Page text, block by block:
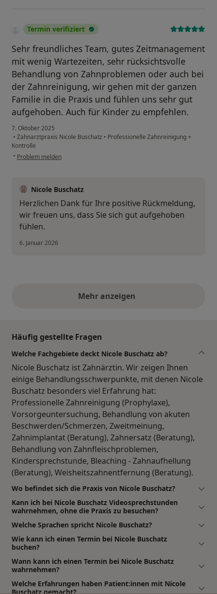
Termin verifiziert
Sehr freundliches Team, gutes Zeitmanagement
mit wenig Wartezeiten, sehr rücksichtsvolle
Behandlung von Zahnproblemen oder auch bei
der Zahnreinigung, wir gehen mit der ganzen
Familie in die Praxis und fühlen uns sehr gut
aufgehoben. Auch für Kinder zu empfehlen.
7. Oktober 2025
• Zahnarztpraxis Nicole Buschatz • Professionelle Zahnreinigung +
Kontrolle
• Problem melden
Nicole Buschatz
Herzlichen Dank für Ihre positive Rückmeldung,
wir freuen uns, dass Sie sich gut aufgehoben
fühlen.
6. Januar 2026
Mehr anzeigenobige Stellungnahmen
Häufig gestellte Fragen
Welche Fachgebiete deckt Nicole Buschatz ab?
Nicole Buschatz ist Zahnärztin. Wir zeigen Ihnen
einige Behandlungsschwerpunkte, mit denen Nicole
Buschatz besonders viel Erfahrung hat:
Professionelle Zahnreinigung (Prophylaxe),
Vorsorgeuntersuchung, Behandlung von akuten
Beschwerden/Schmerzen, Zweitmeinung,
Zahnimplantat (Beratung), Zahnersatz (Beratung),
Behandlung von Zahnfleischproblemen,
Kindersprechstunde, Bleaching - Zahnaufhellung
(Beratung), Weisheitszahnentfernung (Beratung).
Wo befindet sich die Praxis von Nicole Buschatz?
Kann ich bei Nicole Buschatz Videosprechstunden
wahrnehmen, ohne die Praxis zu besuchen?
Welche Sprachen spricht Nicole Buschatz?
Wie kann ich einen Termin bei Nicole Buschatz
buchen?
Wann kann ich einen Termin bei Nicole Buschatz
wahrnehmen?
Welche Erfahrungen haben Patient:innen mit Nicole
Buschatz gemacht?